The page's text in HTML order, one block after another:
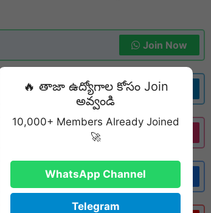
Join Now
Join Now
🔥 తాజా ఉద్యోగాల కోసం Join
అవ్వండి
10,000+ Members Already Joined
🚀
WhatsApp Channel
Telegram